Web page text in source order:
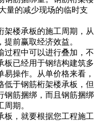
量的减少现场的临时支
架楼承板的施工周期，从
前赢取经济效益。
过程中可以进行叠加，不
板已经用于钢结构建筑多
操作。从单价格来看，
低于钢筋桁架楼承板，但
钢筋捆绑，而且钢筋捆绑
期。
板，就要根据您工程施工